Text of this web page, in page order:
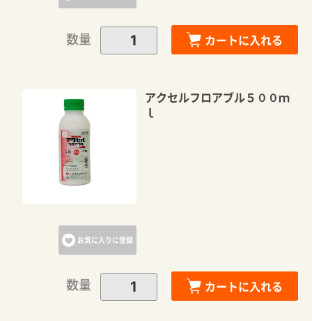
数量 カートに入れる
お気に入りに登録
アクセルフロアブル５００ｍ
ｌ
数量 カートに入れる